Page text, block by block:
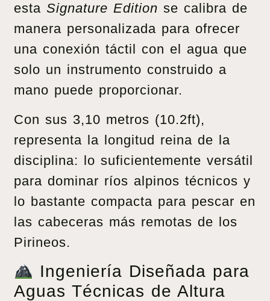
esta Signature Edition se calibra de
manera personalizada para ofrecer
una conexión táctil con el agua que
solo un instrumento construido a
mano puede proporcionar.
Con sus 3,10 metros (10.2ft),
representa la longitud reina de la
disciplina: lo suficientemente versátil
para dominar ríos alpinos técnicos y
lo bastante compacta para pescar en
las cabeceras más remotas de los
Pirineos.
Ingeniería Diseñada para
Aguas Técnicas de Altura